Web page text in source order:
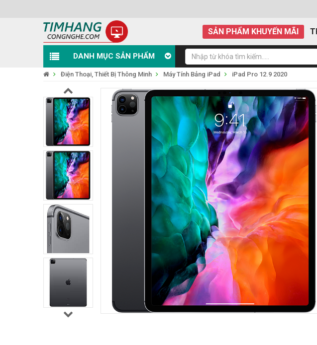
SẢN PHẨM KHUYẾN MÃI
DANH MỤC SẢN PHẨM
Điện Thoại, Thiết Bị Thông Minh Máy Tính Bảng iPad iPad Pro 12.9 2020